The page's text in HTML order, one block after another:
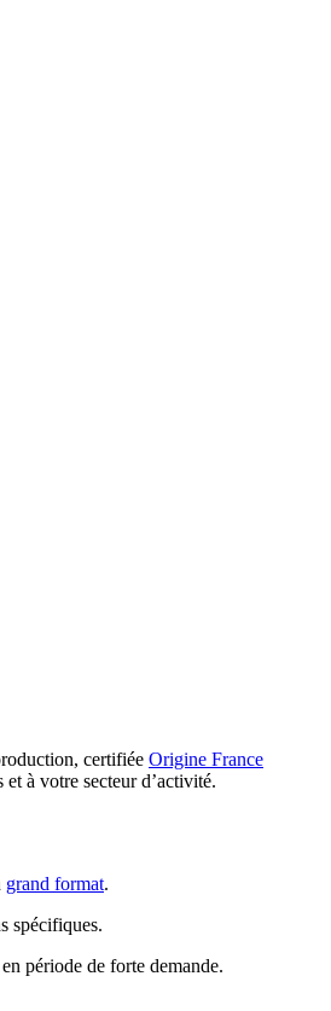
certifiée Origine France
à votre secteur d’activité.
grand format.
spécifiques.
période de forte demande.